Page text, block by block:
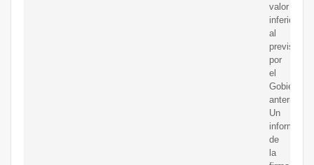
valor
inferior
al
previsto
por
el
Gobierno
anterior.
Un
informe
de
la